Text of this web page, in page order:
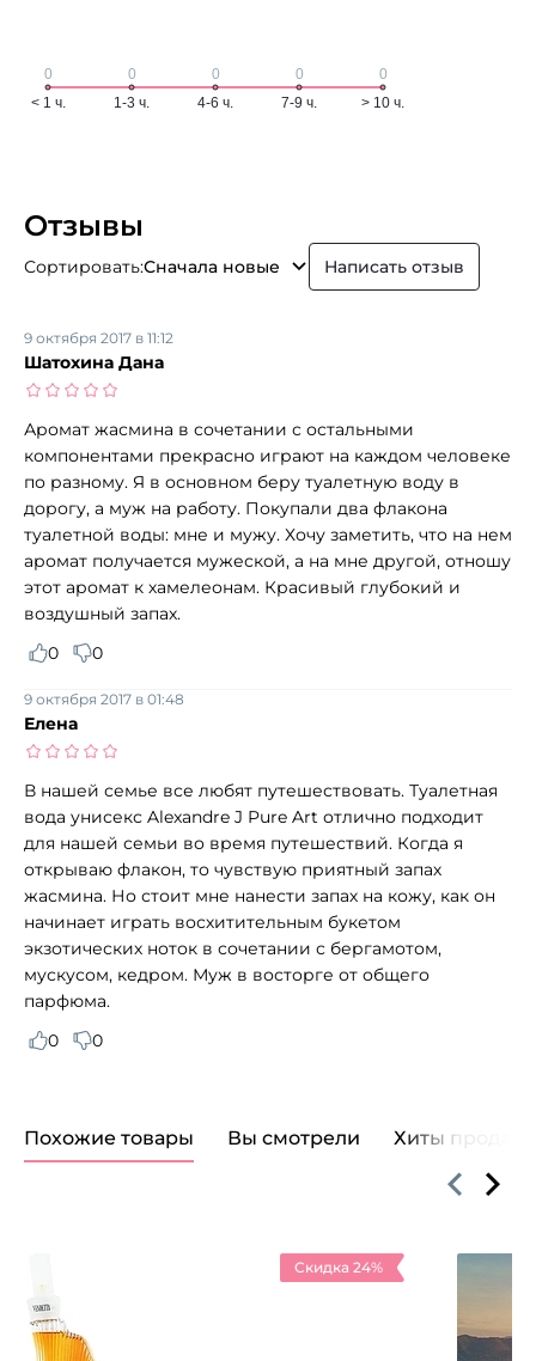
Отзывы
Сортировать:Сначала новые Написать отзыв
Шатохина Дана
9 октября 2017 в 11:12
Аромат жасмина в сочетании с остальными
компонентами прекрасно играют на каждом человеке
по разному. Я в основном беру туалетную воду в
дорогу, а муж на работу. Покупали два флакона
туалетной воды: мне и мужу. Хочу заметить, что на нем
аромат получается мужеской, а на мне другой, отношу
этот аромат к хамелеонам. Красивый глубокий и
воздушный запах.
0
0
Елена
9 октября 2017 в 01:48
В нашей семье все любят путешествовать. Туалетная
вода унисекс Alexandre J Pure Art отлично подходит
для нашей семьи во время путешествий. Когда я
открываю флакон, то чувствую приятный запах
жасмина. Но стоит мне нанести запах на кожу, как он
начинает играть восхитительным букетом
экзотических ноток в сочетании с бергамотом,
мускусом, кедром. Муж в восторге от общего
парфюма.
0
0
Похожие товары Вы смотрели Хиты продаж
Скидка 24%